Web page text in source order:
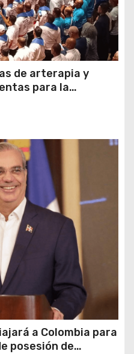
de arterapia y
para la
social
a Colombia para
posesión de